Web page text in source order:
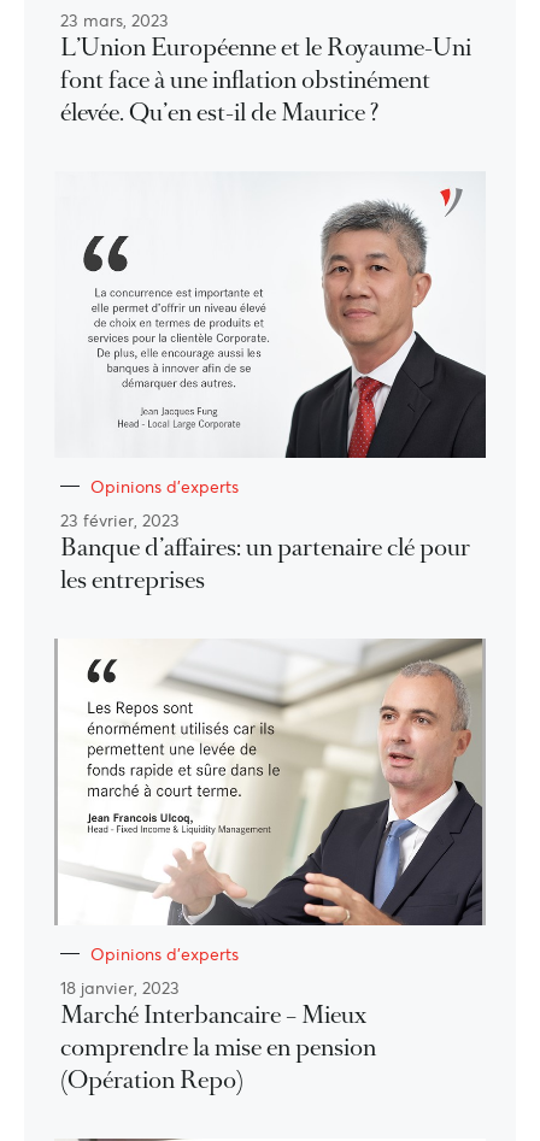
23 mars, 2023
L’Union Européenne et le Royaume-Uni
font face à une inflation obstinément
élevée. Qu’en est-il de Maurice ?
Opinions d'experts
23 février, 2023
Banque d’affaires: un partenaire clé pour
les entreprises
Opinions d'experts
18 janvier, 2023
Marché Interbancaire – Mieux
comprendre la mise en pension
(Opération Repo)